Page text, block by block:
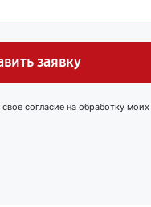
заявку
согласие на обработку моих